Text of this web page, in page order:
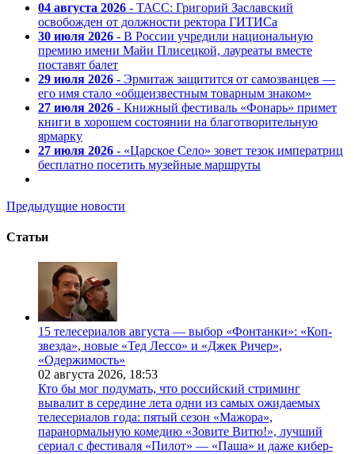
04 августа 2026 - ТАСС: Григорий Заславский
освобожден от должности ректора ГИТИСа
30 июля 2026 - В России учредили национальную
премию имени Майи Плисецкой, лауреаты вместе
поставят балет
29 июля 2026 - Эрмитаж защитится от самозванцев —
его имя стало «общеизвестным товарным знаком»
27 июля 2026 - Книжный фестиваль «Фонарь» примет
книги в хорошем состоянии на благотворительную
ярмарку
27 июля 2026 - «Царское Село» зовет тезок императриц
бесплатно посетить музейные маршруты
Предыдущие новости
Статьи
15 телесериалов августа — выбор «Фонтанки»: «Коп-
звезда», новые «Тед Лессо» и «Джек Ричер»,
«Одержимость»
02 августа 2026, 18:53
Кто бы мог подумать, что российский стриминг
вывалит в середине лета одни из самых ожидаемых
телесериалов года: пятый сезон «Мажора»,
паранормальную комедию «Зовите Витю!», лучший
сериал с фестиваля «Пилот» — «Паша» и даже кибер-